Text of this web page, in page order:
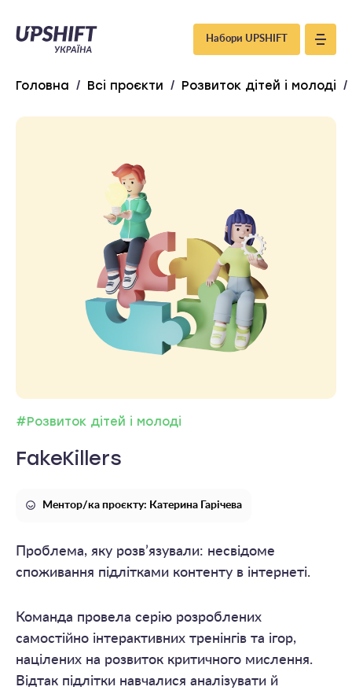
Upshift
–
Україна
Набори UPSHIFT
Головна / Всі проєкти / Розвиток дітей і молоді /
#Розвиток дітей і молоді
FakeKillers
Ментор/ка проєкту: Катерина Гарічева
Проблема, яку розв’язували: несвідоме
споживання підлітками контенту в інтернеті.
Команда провела серію розроблених
самостійно інтерактивних тренінгів та ігор,
націлених на розвиток критичного мислення.
Відтак підлітки навчалися аналізувати й